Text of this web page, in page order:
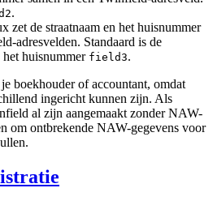
.
zet de straatnaam en het huisnummer
adresvelden. Standaard is de
het huisnummer field3.
boekhouder of accountant, omdat
ingericht kunnen zijn. Als
al zijn aangemaakt zonder NAW-
om ontbrekende NAW-gegevens voor